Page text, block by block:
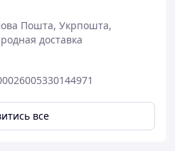
Пошта, Укрпошта,
доставка
все